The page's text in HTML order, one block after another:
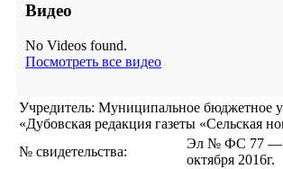
Видео
No Videos found.
Посмотреть все видео
Учредитель: Муниципальное бюджетное
«Дубовская редакция газеты «Сельская
№ свидетельства:
Эл № ФС 77 —
октября 2016г.